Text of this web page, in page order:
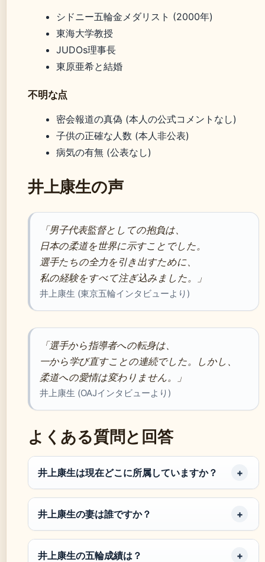
シドニー五輪金メダリスト (2000年)
東海大学教授
JUDOs理事長
東原亜希と結婚
不明な点
密会報道の真偽 (本人の公式コメントなし)
子供の正確な人数 (本人非公表)
病気の有無 (公表なし)
井上康生の声
「男子代表監督としての抱負は、
日本の柔道を世界に示すことでした。
選手たちの全力を引き出すために、
私の経験をすべて注ぎ込みました。」
井上康生 (東京五輪インタビューより)
「選手から指導者への転身は、
一から学び直すことの連続でした。しかし、
柔道への愛情は変わりません。」
井上康生 (OAJインタビューより)
よくある質問と回答
井上康生は現在どこに所属していますか？
井上康生の妻は誰ですか？
井上康生の五輪成績は？